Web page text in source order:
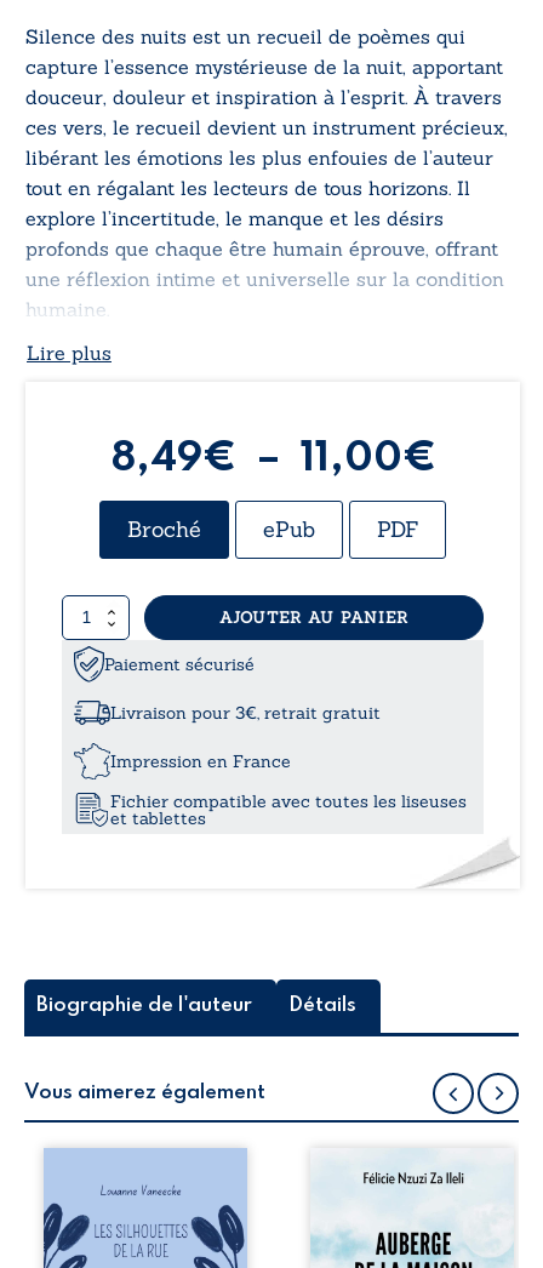
Silence des nuits est un recueil de poèmes qui
capture l’essence mystérieuse de la nuit, apportant
douceur, douleur et inspiration à l’esprit. À travers
ces vers, le recueil devient un instrument précieux,
libérant les émotions les plus enfouies de l’auteur
tout en régalant les lecteurs de tous horizons. Il
explore l’incertitude, le manque et les désirs
profonds que chaque être humain éprouve, offrant
une réflexion intime et universelle sur la condition
humaine.
Lire plus
8,49€ – 11,00€
de
Broché ePub PDF
quantité
de
Silence
des
nuits
AJOUTER AU PANIER
Paiement sécurisé
Livraison pour 3€, retrait gratuit
Impression en France
Fichier compatible avec toutes les liseuses
et tablettes
Biographie de l'auteur Détails
Vous aimerez également
la rue donne la
parole à six
personnages
ordinaires,
Auberge de la
récit-témoignage
consacré au